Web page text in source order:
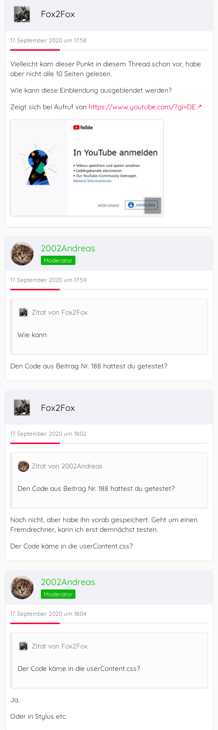
Fox2Fox
17. September 2020 um 17:58
Vielleicht kam dieser Punkt in diesem Thread schon vor, habe
aber nicht alle 10 Seiten gelesen.
Wie kann diese Einblendung ausgeblendet werden?
Zeigt sich bei Aufruf von https://www.youtube.com/?gl=DE
2002Andreas
Moderator
17. September 2020 um 17:59
Zitat von Fox2Fox
Wie kann
Den Code aus Beitrag Nr. 188 hattest du getestet?
Fox2Fox
17. September 2020 um 18:02
Zitat von 2002Andreas
Den Code aus Beitrag Nr. 188 hattest du getestet?
Noch nicht, aber habe ihn vorab gespeichert. Geht um einen
Fremdrechner, kann ich erst demnächst testen.
Der Code käme in die userContent.css?
2002Andreas
Moderator
17. September 2020 um 18:04
Zitat von Fox2Fox
Der Code käme in die userContent.css?
Ja.
Oder in Stylus etc.